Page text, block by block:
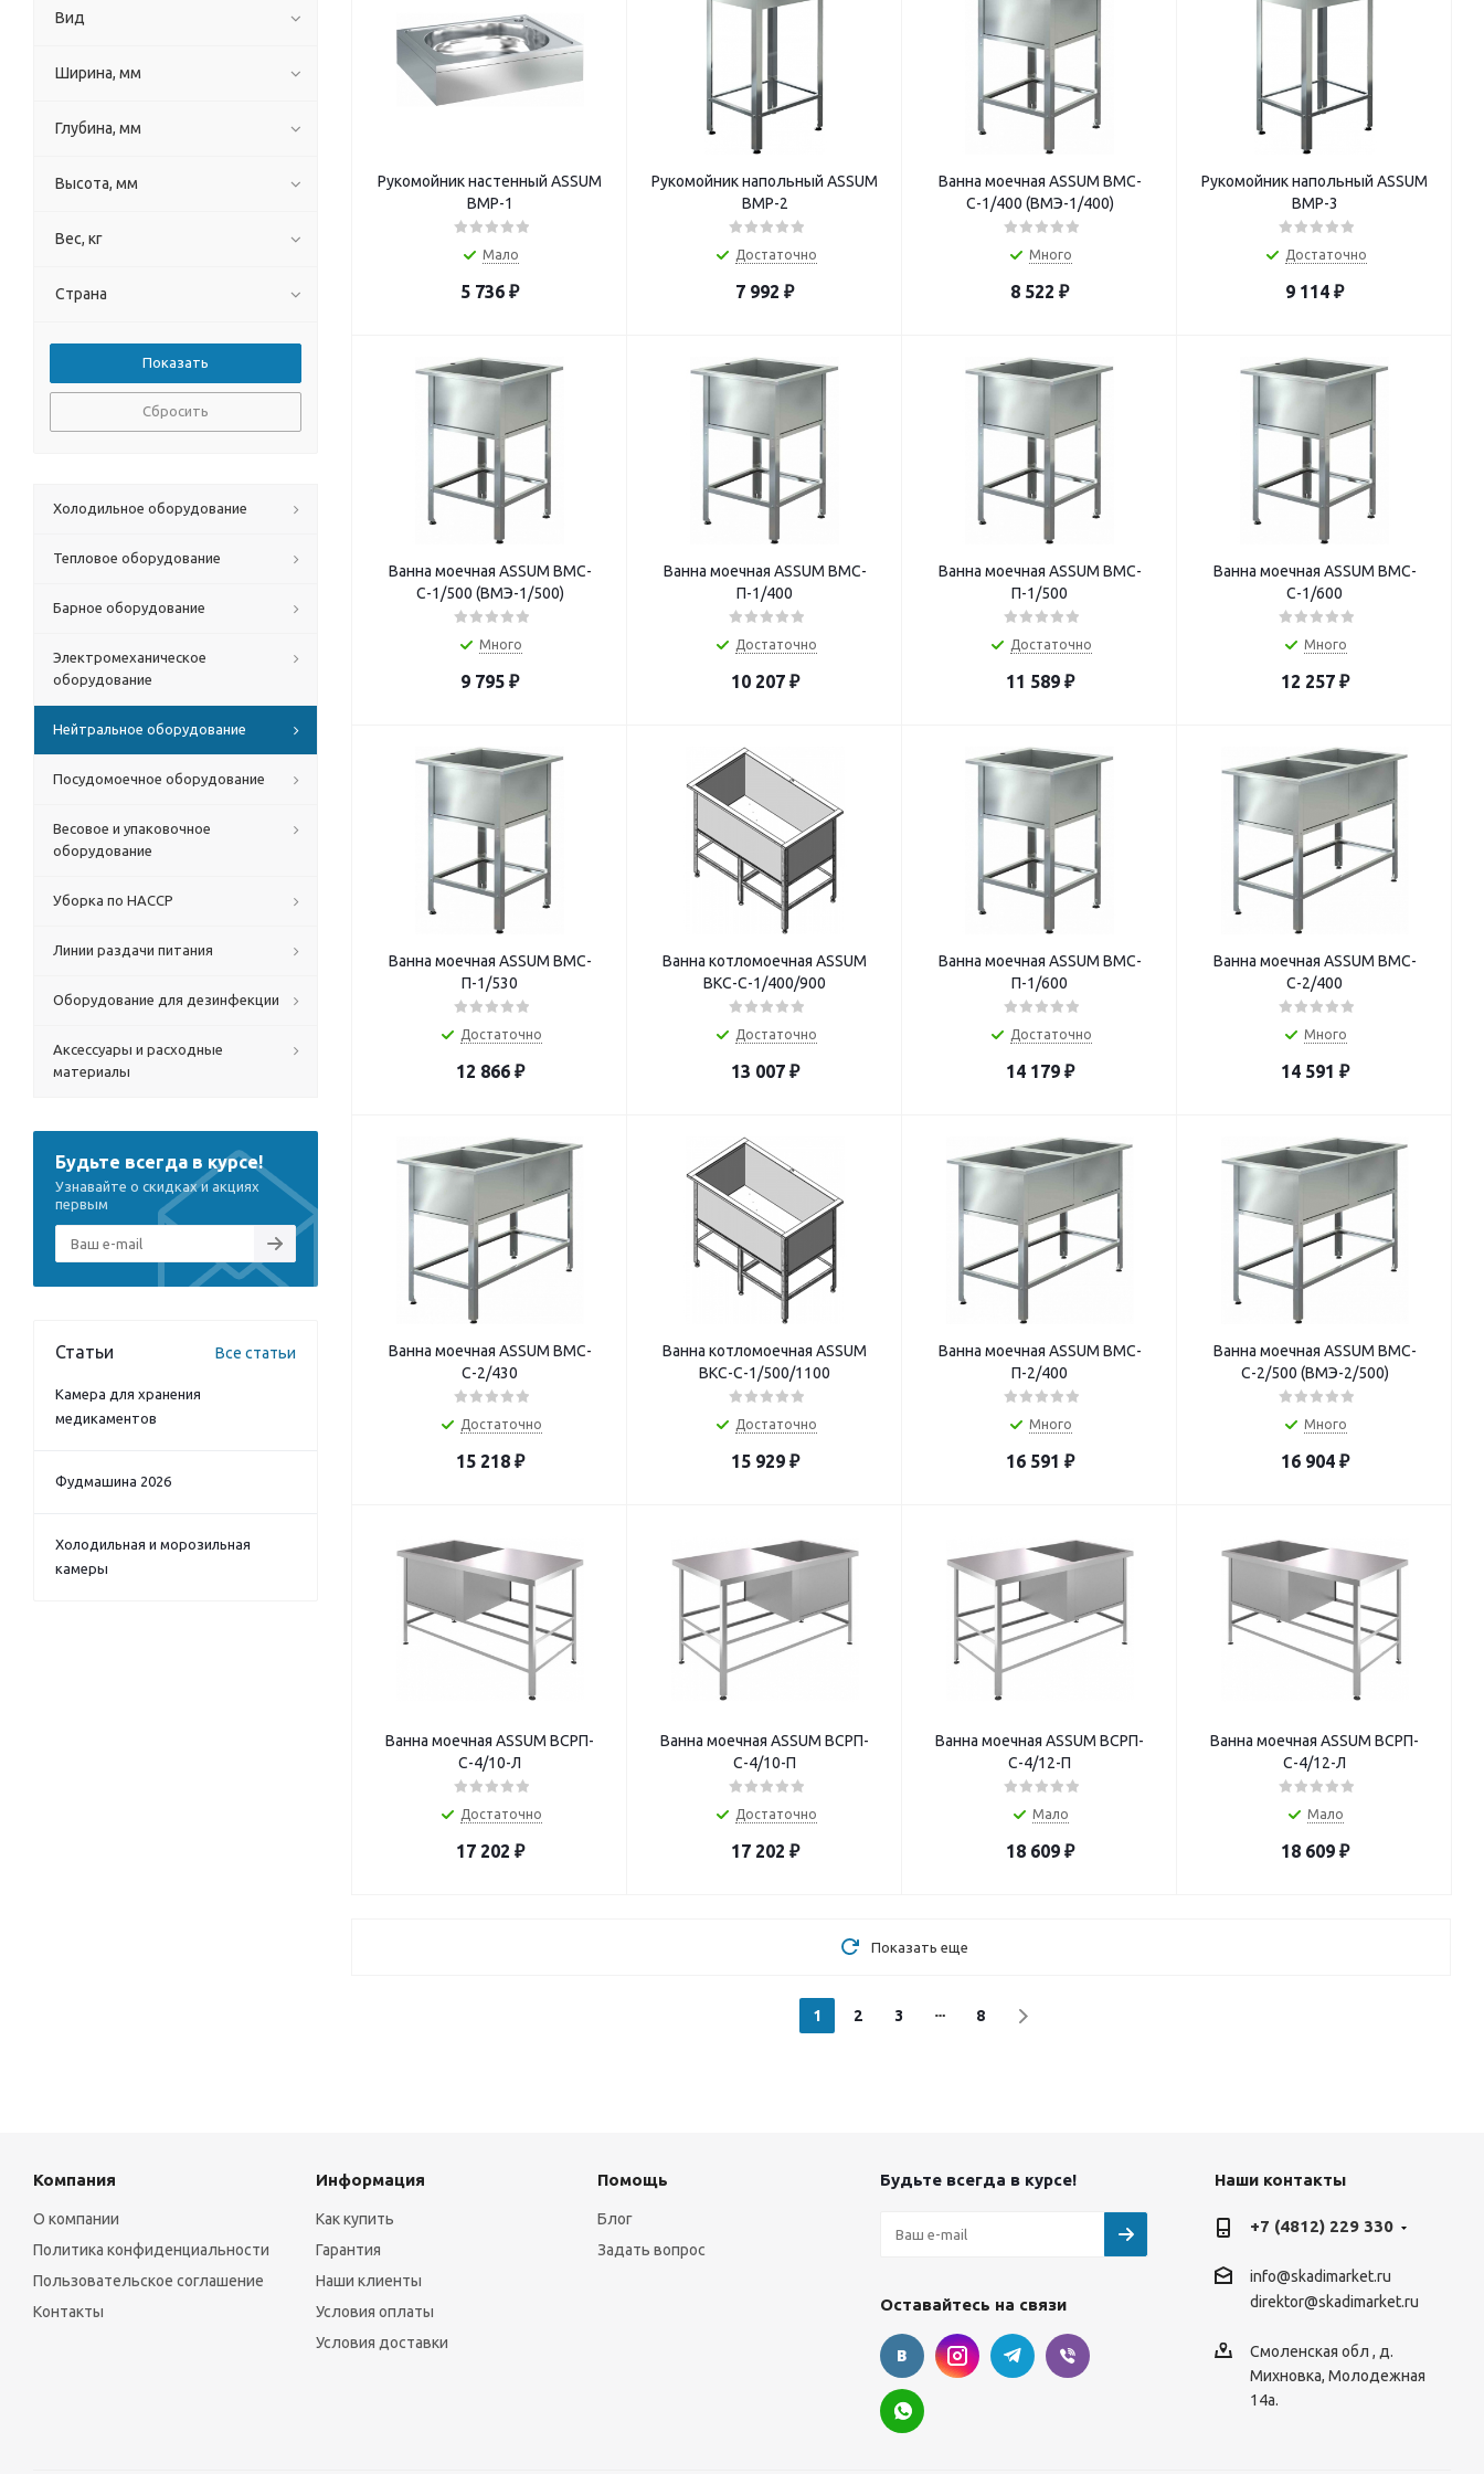
Рукомойник настенный ASSUM
ВМР-1
Мало
5 736 ₽
Рукомойник напольный ASSUM
ВМР-2
Достаточно
7 992 ₽
Ванна моечная ASSUM ВМС-
С-1/400 (ВМЭ-1/400)
Много
8 522 ₽
Рукомойник напольный ASSUM
ВМР-3
Достаточно
9 114 ₽
Ванна моечная ASSUM ВМС-
С-1/500 (ВМЭ-1/500)
Много
9 795 ₽
Ванна моечная ASSUM ВМС-
П-1/400
Достаточно
10 207₽
Ванна моечная ASSUM ВМС-
П-1/500
Достаточно
11 589₽
Ванна моечная ASSUM ВМС-
С-1/600
Много
12 257₽
Ванна моечная ASSUM ВМС-
П-1/530
Достаточно
12 866₽
Ванна котломоечная ASSUM
ВКС-С-1/400/900
Достаточно
13 007₽
Ванна моечная ASSUM ВМС-
П-1/600
Достаточно
14 179₽
Ванна моечная ASSUM ВМС-
С-2/400
Много
14 591 ₽
Ванна моечная ASSUM ВМС-
С-2/430
Достаточно
15 218₽
Ванна котломоечная ASSUM
ВКС-С-1/500/1100
Достаточно
15 929₽
Ванна моечная ASSUM ВМС-
П-2/400
Много
16 591 ₽
Ванна моечная ASSUM ВМС-
С-2/500 (ВМЭ-2/500)
Много
16 904₽
Ванна моечная ASSUM ВСРП-
С-4/10-Л
Достаточно
17 202 ₽
Ванна моечная ASSUM ВСРП-
С-4/10-П
Достаточно
17 202 ₽
Ванна моечная ASSUM ВСРП-
С-4/12-П
Мало
18 609₽
Ванна моечная ASSUM ВСРП-
С-4/12-Л
Мало
18 609₽
Показать еще
1 2 3 8
Вид
Ширина, мм
Глубина, мм
Высота, мм
Вес, кг
Страна
Сбросить
Холодильное оборудование
Тепловое оборудование
Барное оборудование
Электромеханическое
оборудование
Нейтральное оборудование
Посудомоечное оборудование
Весовое и упаковочное
оборудование
Уборка по HACCP
Линии раздачи питания
Оборудование для дезинфекции
Аксессуары и расходные
материалы
Будьте всегда в курсе!
Узнавайте о скидках и акциях
первым
Статьи Все статьи
Камера для хранения
медикаментов
Фудмашина 2026
Холодильная и морозильная
камеры
Компания
О компании
Политика конфиденциальности
Пользовательское соглашение
Контакты
Информация
Как купить
Гарантия
Наши клиенты
Условия оплаты
Условия доставки
Помощь
Блог
Задать вопрос
Будьте всегда в курсе!
Оставайтесь на связи
Наши контакты
+7 (4812) 229 330
info@skadimarket.ru
direktor@skadimarket.ru
Смоленская обл , д.
Михновка, Молодежная
14а.